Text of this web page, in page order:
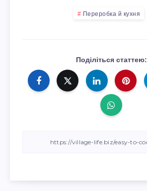
Переробка й кухня
Поділіться статтею: